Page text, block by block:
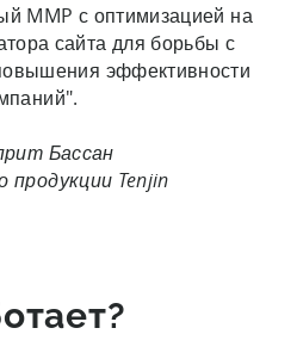
MMP с оптимизацией на
сайта для борьбы с
эффективности
Бассан
продукции Tenjin